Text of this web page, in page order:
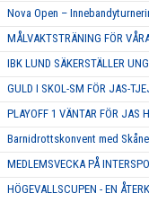
Nova Open –
MÅLVAKTSTRÄNING FÖR
IBK LUND SÄKERSTÄLLER
GULD I SKOL-SM FÖR JAS-
PLAYOFF 1 VÄNTAR FÖR JAS
Barnidrottskonvent med
MEDLEMSVECKA PÅ
HÖGEVALLSCUPEN - EN